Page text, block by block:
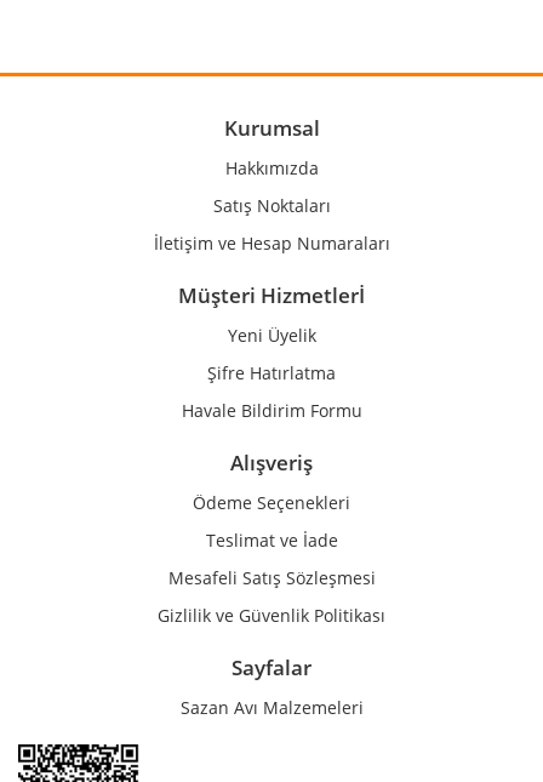
Ürün açıklamasında eksik bilgiler bulunuyor.
Ürün bilgilerinde hatalar bulunuyor.
Gönder
Kurumsal
Hakkımızda
Satış Noktaları
İletişim ve Hesap Numaraları
Müşteri Hizmetlerİ
Yeni Üyelik
Şifre Hatırlatma
Havale Bildirim Formu
Alışveriş
Ödeme Seçenekleri
Teslimat ve İade
Mesafeli Satış Sözleşmesi
Gizlilik ve Güvenlik Politikası
Sayfalar
Sazan Avı Malzemeleri